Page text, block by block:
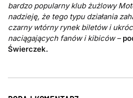
bardzo popularny klub żużlowy
nadzieję, że tego typu działania
czarny wtórny rynek biletów i
naciągających fanów i kibiców –
Świerczek.